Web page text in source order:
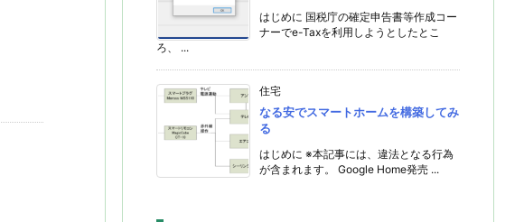
はじめに 国税庁の確定申告書等作成コー
ナーでe-Taxを利用しようとしたとこ
ろ、 ...
住宅
なる安でスマートホームを構築してみ
る
はじめに ※本記事には、違法となる行為
が含まれます。 Google Home発売 ...